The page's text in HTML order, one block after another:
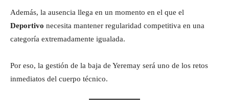
Además, la ausencia llega en un momento en el que el
Deportivo necesita mantener regularidad competitiva en una
categoría extremadamente igualada.
Por eso, la gestión de la baja de Yeremay será uno de los retos
inmediatos del cuerpo técnico.